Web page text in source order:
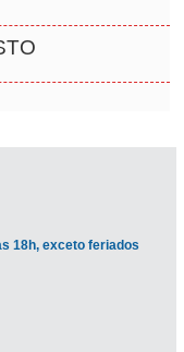
18h, exceto feriados